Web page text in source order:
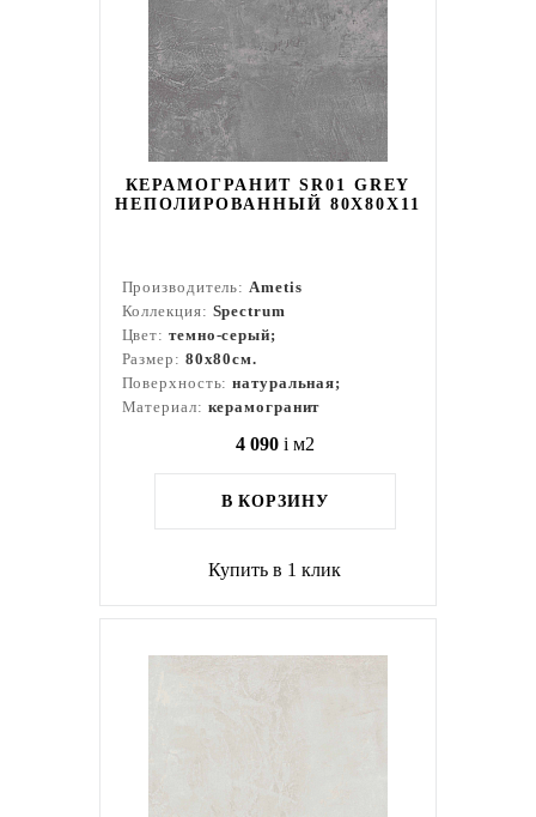
КЕРАМОГРАНИТ SR01 GREY
НЕПОЛИРОВАННЫЙ 80X80Х11
Производитель:Ametis
Коллекция: Spectrum
Цвет: темно-серый;
Размер: 80x80см.
Поверхность:натуральная;
Материал: керамогранит
4 090 i м2
В КОРЗИНУ
Купить в 1 клик